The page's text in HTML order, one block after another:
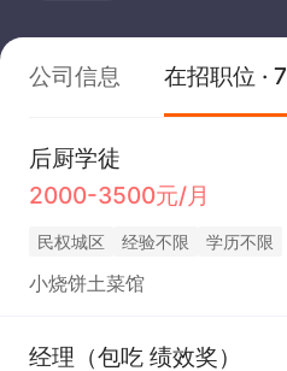
公司信息 在招职位 · 7
后厨学徒
2000-3500元/月
民权城区 经验不限 学历不限
小烧饼土菜馆
经理（包吃 绩效奖）